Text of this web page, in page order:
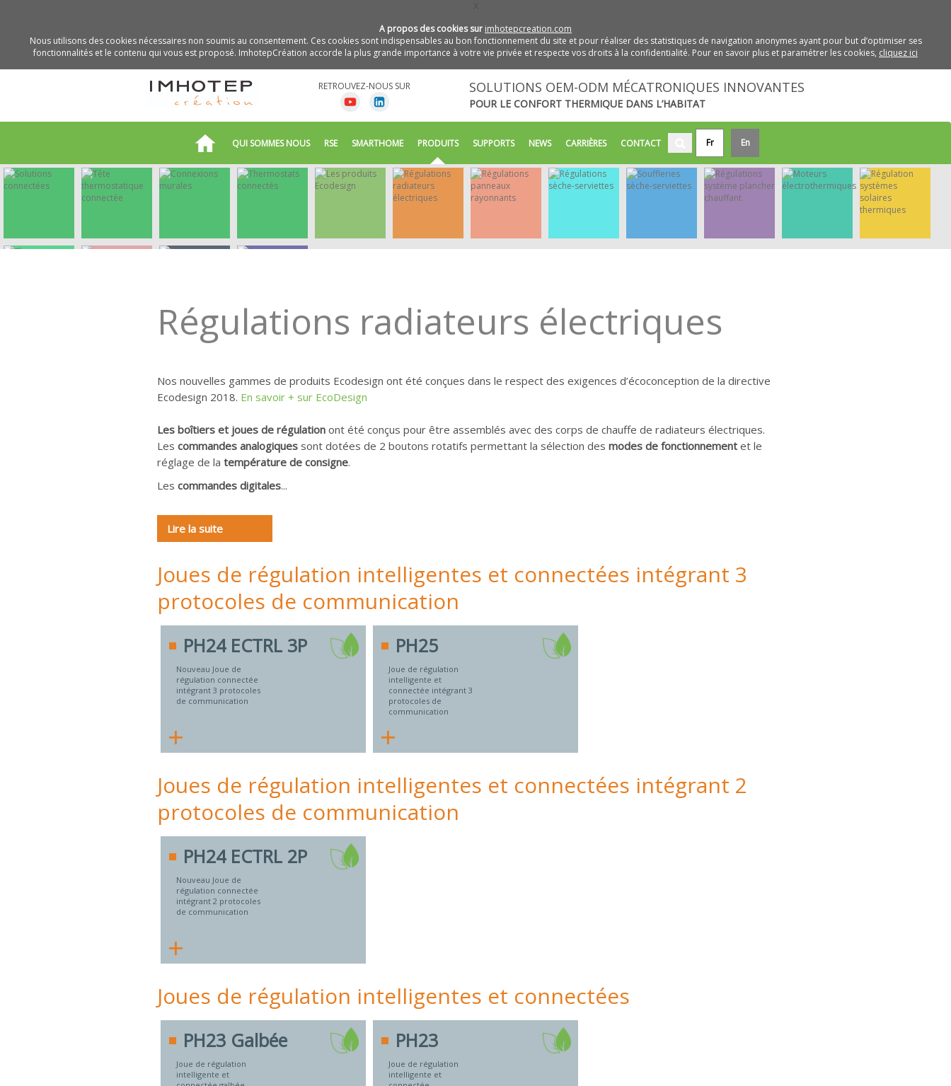
A propos des cookies sur imhotepcreation.com
Nous utilisons des cookies nécessaires non soumis au consentement. Ces cookies sont indispensables au bon fonctionnement du site et pour réaliser des statistiques de navigation anonymes ayant pour but d’optimiser ses
fonctionnalités et le contenu qui vous est proposé. ImhotepCréation accorde la plus grande importance à votre vie privée et respecte vos droits à la confidentialité. Pour en savoir plus et paramétrer les cookies, cliquez ici
RETROUVEZ-NOUS SUR SOLUTIONS OEM-ODM MÉCATRONIQUES INNOVANTES
POUR LE CONFORT THERMIQUE DANS L’HABITAT
En
Fr
QUI SOMMES NOUS RSE SMARTHOME PRODUITS SUPPORTS NEWS CARRIÈRES CONTACT
Régulations radiateurs électriques
Nos nouvelles gammes de produits Ecodesign ont été conçues dans le respect des exigences d’écoconception de la directive
Ecodesign 2018. En savoir + sur EcoDesign
Les boîtiers et joues de régulation ont été conçus pour être assemblés avec des corps de chauffe de radiateurs électriques.
Les commandes analogiques sont dotées de 2 boutons rotatifs permettant la sélection des modes de fonctionnement et le
réglage de la température de consigne.
Les commandes digitales...
Lire la suite
Joues de régulation intelligentes et connectées intégrant 3
protocoles de communication
PH24 ECTRL 3P
Nouveau Joue de
régulation connectée
intégrant 3 protocoles
de communication
+
PH25
Joue de régulation
intelligente et
connectée intégrant 3
protocoles de
communication
+
Joues de régulation intelligentes et connectées intégrant 2
protocoles de communication
PH24 ECTRL 2P
Nouveau Joue de
régulation connectée
intégrant 2 protocoles
de communication
+
Joues de régulation intelligentes et connectées
PH23 Galbée
Joue de régulation
intelligente et
PH23
Joue de régulation
intelligente et